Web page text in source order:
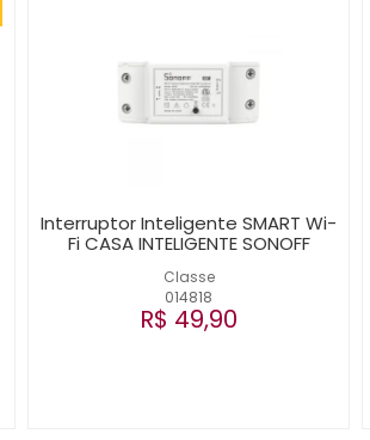
Classe
014818
Interruptor Inteligente SMART Wi-
Fi CASA INTELIGENTE SONOFF
R$ 49,90